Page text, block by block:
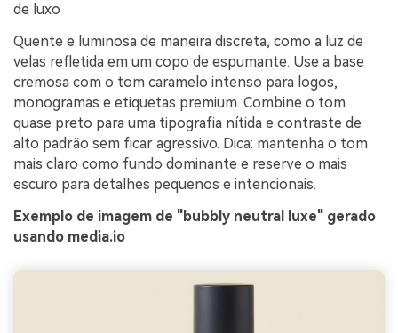
de luxo
Quente e luminosa de maneira discreta, como a luz de
velas refletida em um copo de espumante. Use a base
cremosa com o tom caramelo intenso para logos,
monogramas e etiquetas premium. Combine o tom
quase preto para uma tipografia nítida e contraste de
alto padrão sem ficar agressivo. Dica: mantenha o tom
mais claro como fundo dominante e reserve o mais
escuro para detalhes pequenos e intencionais.
Exemplo de imagem de "bubbly neutral luxe" gerado
usando media.io